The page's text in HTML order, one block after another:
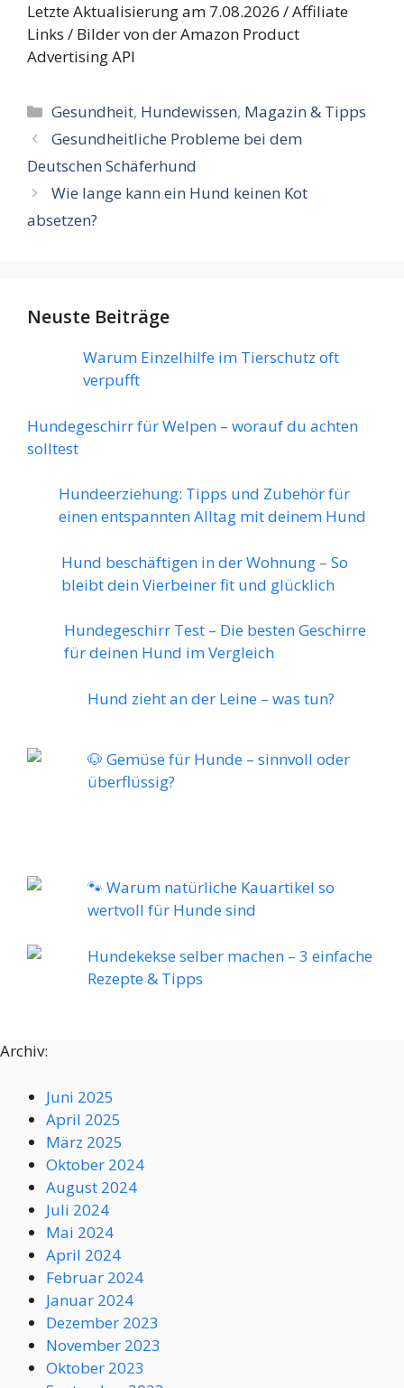
Letzte Aktualisierung am 7.08.2026 / Affiliate
Links / Bilder von der Amazon Product
Advertising API
Kategorien
Gesundheit, Hundewissen, Magazin & Tipps
Gesundheitliche Probleme bei dem
Deutschen Schäferhund
Wie lange kann ein Hund keinen Kot
absetzen?
Neuste Beiträge
Warum Einzelhilfe im Tierschutz oft
verpufft
Hundegeschirr für Welpen – worauf du achten
solltest
Hundeerziehung: Tipps und Zubehör für
einen entspannten Alltag mit deinem Hund
Hund beschäftigen in der Wohnung – So
bleibt dein Vierbeiner fit und glücklich
Hundegeschirr Test – Die besten Geschirre
für deinen Hund im Vergleich
Hund zieht an der Leine – was tun?
🐶 Gemüse für Hunde – sinnvoll oder
überflüssig?
🐾 Warum natürliche Kauartikel so
wertvoll für Hunde sind
Hundekekse selber machen – 3 einfache
Rezepte & Tipps
Archiv:
Juni 2025
April 2025
März 2025
Oktober 2024
August 2024
Juli 2024
Mai 2024
April 2024
Februar 2024
Januar 2024
Dezember 2023
November 2023
Oktober 2023